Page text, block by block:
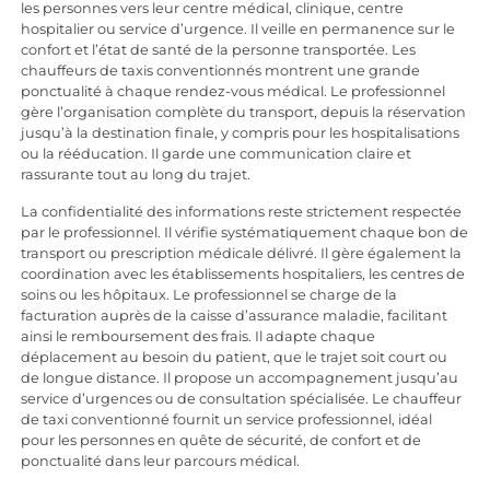
les personnes vers leur centre médical, clinique, centre
hospitalier ou service d’urgence. Il veille en permanence sur le
confort et l’état de santé de la personne transportée. Les
chauffeurs de taxis conventionnés montrent une grande
ponctualité à chaque rendez-vous médical. Le professionnel
gère l’organisation complète du transport, depuis la réservation
jusqu’à la destination finale, y compris pour les hospitalisations
ou la rééducation. Il garde une communication claire et
rassurante tout au long du trajet.
La confidentialité des informations reste strictement respectée
par le professionnel. Il vérifie systématiquement chaque bon de
transport ou prescription médicale délivré. Il gère également la
coordination avec les établissements hospitaliers, les centres de
soins ou les hôpitaux. Le professionnel se charge de la
facturation auprès de la caisse d’assurance maladie, facilitant
ainsi le remboursement des frais. Il adapte chaque
déplacement au besoin du patient, que le trajet soit court ou
de longue distance. Il propose un accompagnement jusqu’au
service d’urgences ou de consultation spécialisée. Le chauffeur
de taxi conventionné fournit un service professionnel, idéal
pour les personnes en quête de sécurité, de confort et de
ponctualité dans leur parcours médical.